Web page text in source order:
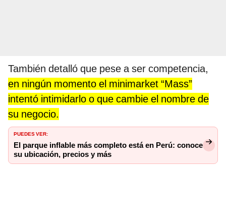
También detalló que pese a ser competencia,
en ningún momento el minimarket “Mass”
intentó intimidarlo o que cambie el nombre de
su negocio.
PUEDES VER:
El parque inflable más completo está en Perú: conoce
su ubicación, precios y más